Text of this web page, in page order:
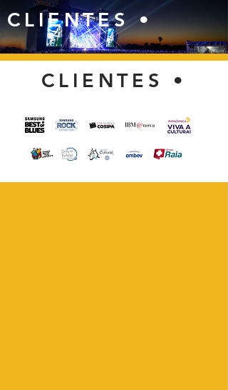
CLIENTES •
CLIENTES •